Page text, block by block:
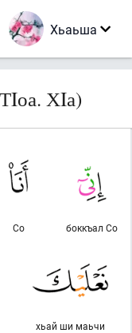
Хьаьша
ХIа)
боккъал Со
Со
хьай ши маьчи